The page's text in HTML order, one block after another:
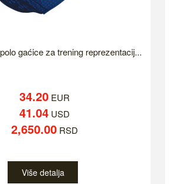
gaćice za trening reprezentacij...
34.20EUR
41.04USD
2,650.00RSD
Više detalja